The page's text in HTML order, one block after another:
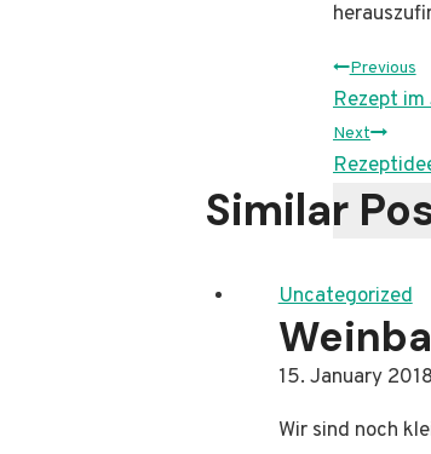
Post
Previous
Rezept im
Next
Similar
Uncategorized
ByAdministrator
15. January 2018
Wir sind noch